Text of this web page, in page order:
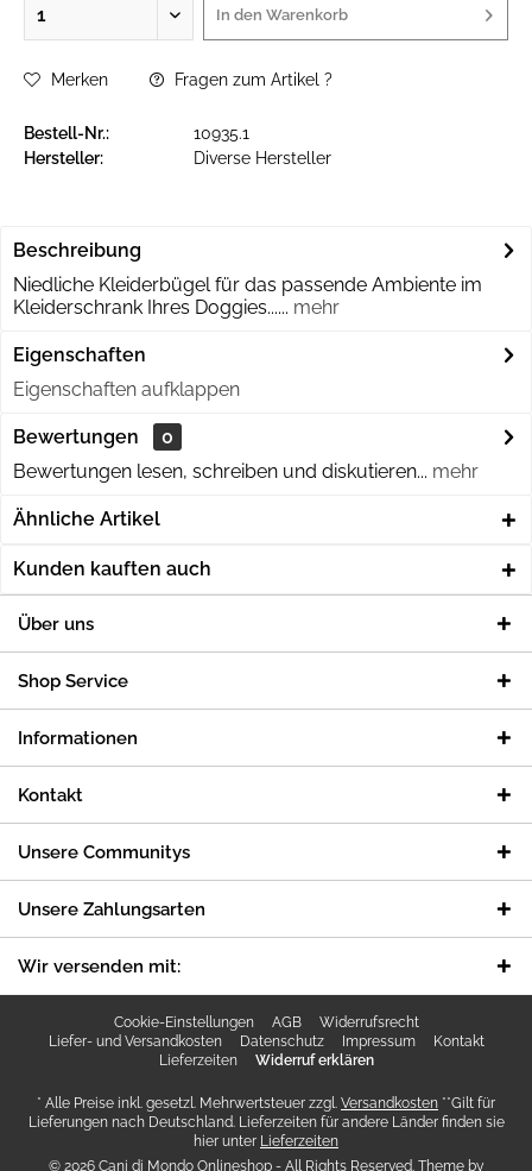
In den Warenkorb
Merken Fragen zum Artikel ?
Bestell-Nr.:
10935.1
Hersteller:
Diverse Hersteller
Beschreibung
Niedliche Kleiderbügel für das passende Ambiente im
Kleiderschrank Ihres Doggies...... mehr
Eigenschaften
Eigenschaften aufklappen
Bewertungen
0
Bewertungen lesen, schreiben und diskutieren... mehr
Ähnliche Artikel
Kunden kauften auch
Über uns
Shop Service
Informationen
Kontakt
Unsere Communitys
Unsere Zahlungsarten
Wir versenden mit:
Cookie-Einstellungen AGB
Widerrufsrecht
Liefer- und Versandkosten
Datenschutz Impressum
Kontakt
Lieferzeiten
Widerruf erklären
* Alle Preise inkl. gesetzl. Mehrwertsteuer zzgl. Versandkosten **Gilt für
Lieferungen nach Deutschland. Lieferzeiten für andere Länder finden sie
hier unter Lieferzeiten
© 2026 Cani di Mondo Onlineshop - All Rights Reserved. Theme by